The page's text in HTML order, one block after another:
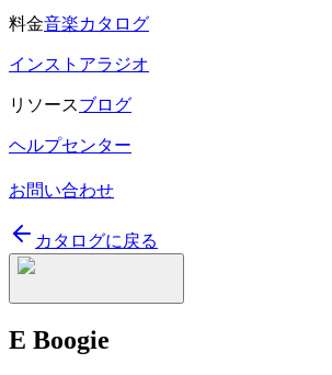
料金音楽カタログ
インストアラジオ
リソースブログ
ヘルプセンター
お問い合わせ
カタログに戻る
E Boogie